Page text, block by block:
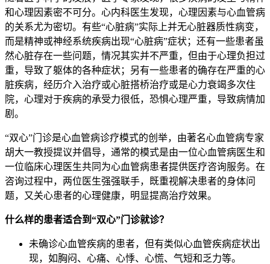
和心理因素密不可分。心内科医生发现，心理因素与心血管病
的关系尤为密切。有些“心脏病”实际上并无心脏器质性病变，
而是精神或神经系统疾病出现“心脏病”症状；还有一些患者虽
然心脏存在一些问题，情况其实并不严重，但由于心理负担过
重，导致了躯体的各种症状；另有一些患者的确存在严重的心
脏疾病，经历介入治疗或心脏搭桥治疗或是心力衰竭多次住
院，心理对于疾病的承受力很低，恐惧心理严重，导致病情加
剧。
“双心”门诊是心血管病诊疗模式的创举，由著名心血管病专家
胡大一教授提议并倡导，通常的模式是由一位心血管病医生和
一位临床心理医生共同为心血管病患者提供医疗咨询服务。在
咨询过程中，两位医生强强联手，既重视解决患者的身体问
题，又关心患者的心理健康，明显提高治疗效果。
什么样的患者适合到“双心”门诊就诊？
未确诊心血管疾病的患者，但有类似心血管疾病症状出
现，如胸闷、心痛、心悸、心慌、气短和乏力等。